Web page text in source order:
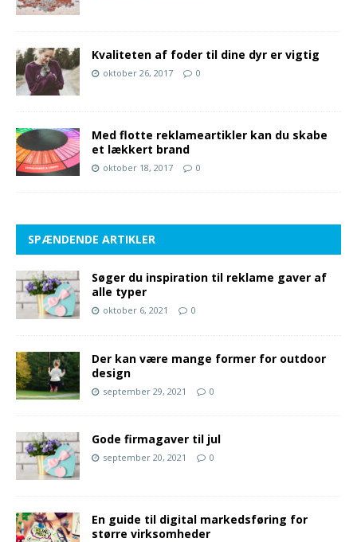
Kvaliteten af foder til dine dyr er vigtig
oktober 26, 2017 0
Med flotte reklameartikler kan du skabe
et lækkert brand
oktober 18, 2017 0
SPÆNDENDE ARTIKLER
Søger du inspiration til reklame gaver af
alle typer
oktober 6, 2021 0
Der kan være mange former for outdoor
design
september 29, 2021 0
Gode firmagaver til jul
september 20, 2021 0
En guide til digital markedsføring for
større virksomheder